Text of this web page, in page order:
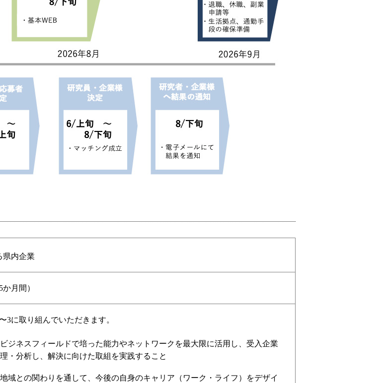
県内企業
月間）
3に取り組んでいただきます。
ジネスフィールドで培った能力やネットワークを最大限に活用し、受入企業
・分析し、解決に向けた取組を実践すること
域との関わりを通して、今後の自身のキャリア（ワーク・ライフ）をデザイ